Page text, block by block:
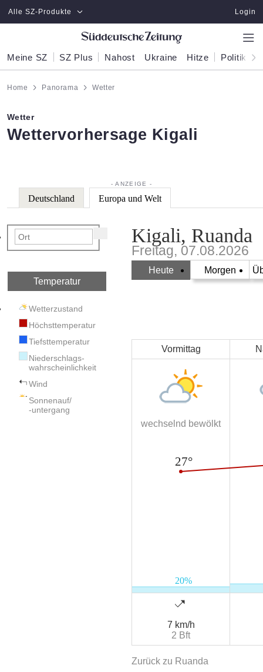
Zum Hauptinhalt springen
Alle SZ-Produkte Login
Meine SZ SZ Plus Nahost Ukraine Hitze Politik
Home Panorama Wetter
Wetter
:
Wettervorhersage Kigali
Deutschland Europa und Welt
Temperatur
Wetterzustand
Höchsttemperatur
Tiefsttemperatur
Niederschlags-
wahrscheinlichkeit
Wind
Sonnenauf/
-untergang
Kigali, Ruanda
Freitag, 07.08.2026
Heute Morgen
Vormittag
wechselnd bewölkt
7 km/h
2 Bft
Zurück zu Ruanda